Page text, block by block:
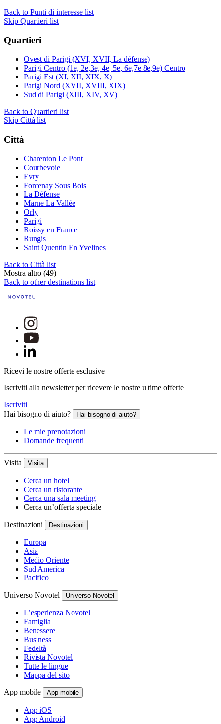
Back to Punti di interesse list
Skip Quartieri list
Quartieri
Ovest di Parigi (XVI, XVII, La défense)
Parigi Centro (1e, 2e,3e, 4e, 5e, 6e,7e 8e,9e) Centro
Parigi Est (XI, XII, XIX, X)
Parigi Nord (XVII, XVIII, XIX)
Sud di Parigi (XIII, XIV, XV)
Back to Quartieri list
Skip Città list
Città
Charenton Le Pont
Courbevoie
Evry
Fontenay Sous Bois
La Défense
Marne La Vallée
Orly
Parigi
Roissy en France
Rungis
Saint Quentin En Yvelines
Back to Città list
Mostra altro (49)
Back to other destinations list
Ricevi le nostre offerte esclusive
Iscriviti alla newsletter per ricevere le nostre ultime offerte
Iscriviti
Hai bisogno di aiuto?
Hai bisogno di aiuto?
Le mie prenotazioni
Domande frequenti
Visita Visita
Cerca un hotel
Cerca un ristorante
Cerca una sala meeting
Cerca un’offerta speciale
Destinazioni Destinazioni
Europa
Asia
Medio Oriente
Sud America
Pacifico
Universo Novotel Universo Novotel
L’esperienza Novotel
Famiglia
Benessere
Business
Fedeltà
Rivista Novotel
Tutte le lingue
Mappa del sito
App mobile App mobile
App iOS
App Android